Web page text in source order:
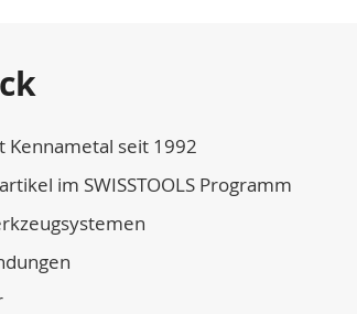
Kennametal seit 1992
im SWISSTOOLS Programm